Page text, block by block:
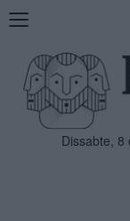
Mostra
navegació
Dissabte, 8